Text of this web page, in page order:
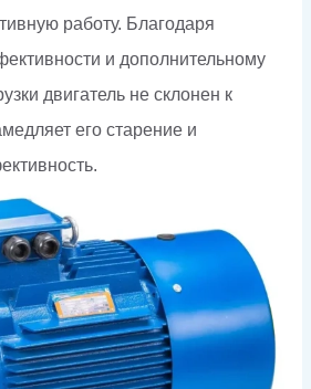
работу. Благодаря
и дополнительному
двигатель не склонен к
его старение и